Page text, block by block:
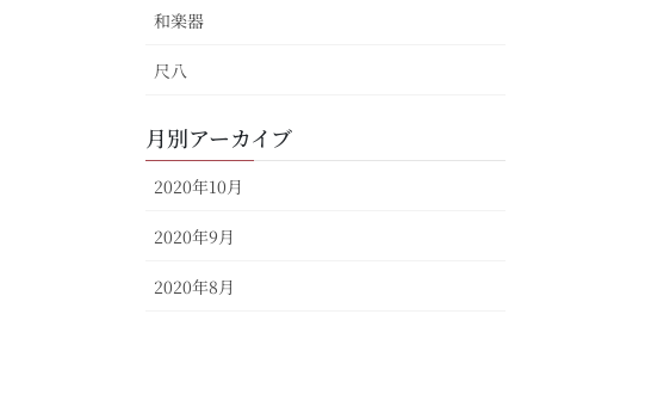
和楽器
尺八
月別アーカイブ
2020年10月
2020年9月
2020年8月